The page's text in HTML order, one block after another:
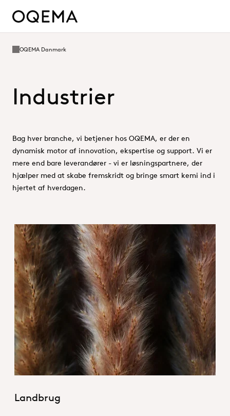
OQEMA Danmark
Industrier
Bag hver branche, vi betjener hos OQEMA, er der en
dynamisk motor af innovation, ekspertise og support. Vi er
mere end bare leverandører - vi er løsningspartnere, der
hjælper med at skabe fremskridt og bringe smart kemi ind i
hjertet af hverdagen.
1_Agriculture hero.jpg
Landbrug